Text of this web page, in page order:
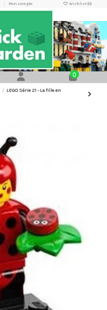
Mon compte Wishlist (0)
0
LEGO Série 21 - La fille en